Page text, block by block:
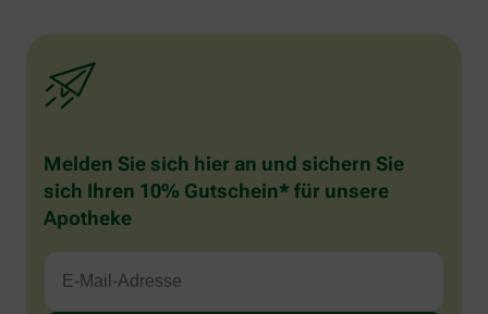
Melden Sie sich hier an und sichern Sie
sich Ihren 10% Gutschein* für unsere
Apotheke